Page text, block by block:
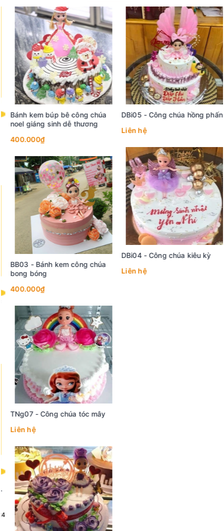
Bánh kem búp bê công chúa
noel giáng sinh dễ thương
400.000₫
BB03 - Bánh kem công chúa
bong bóng
400.000₫
TNg07 - Công chúa tóc mây
Liên hệ
DBi05 - Công chúa hồng phấn
Liên hệ
DBi04 - Công chúa kiêu kỳ
Liên hệ